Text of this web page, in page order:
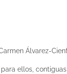
Álvarez-
ellos,